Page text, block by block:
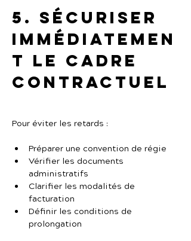
5. Sécuriser
immédiatemen
t le cadre
contractuel
Pour éviter les retards :
Préparer une convention de régie
Vérifier les documents
administratifs
Clarifier les modalités de
facturation
Définir les conditions de
prolongation